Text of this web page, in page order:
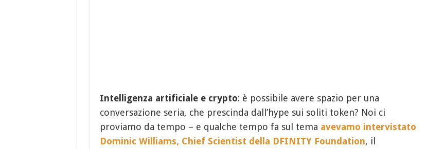
Intelligenza artificiale e crypto: è possibile avere spazio per una
conversazione seria, che prescinda dall’hype sui soliti token? Noi ci
proviamo da tempo – e qualche tempo fa sul tema avevamo intervistato
Dominic Williams, Chief Scientist della DFINITY Foundation, il